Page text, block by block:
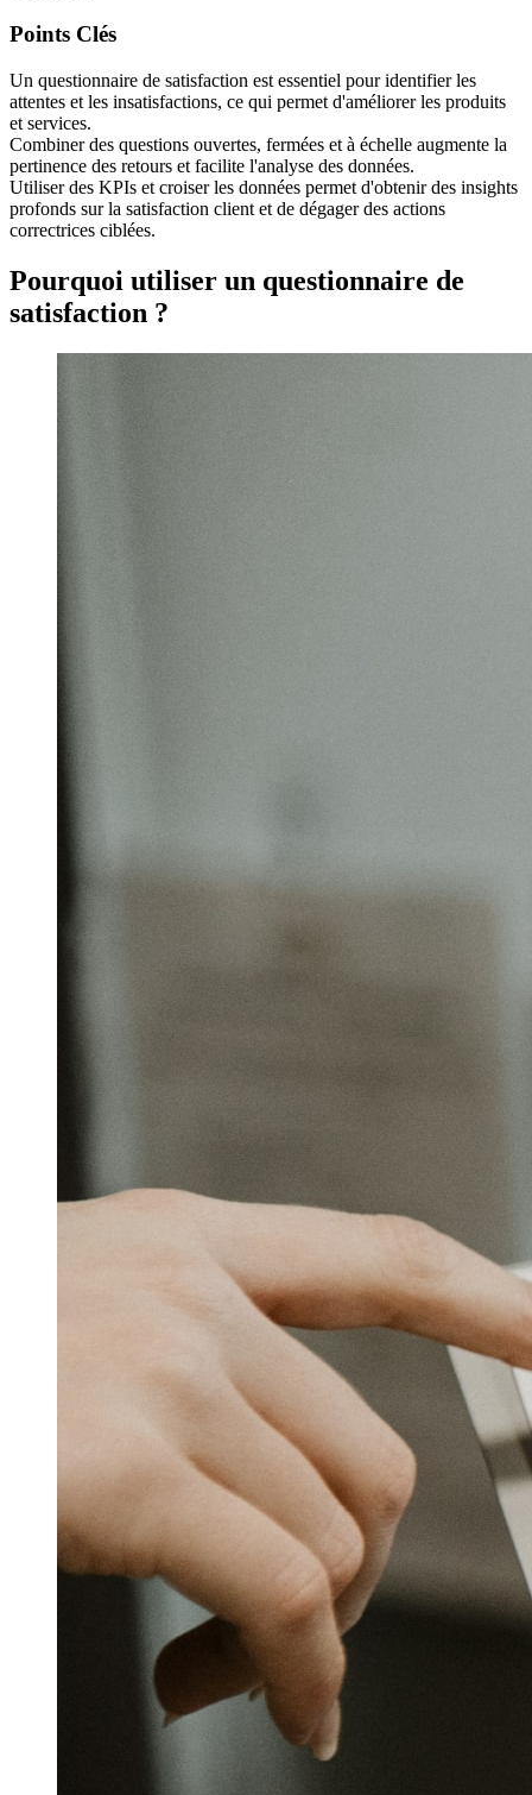
Points Clés
Un questionnaire de satisfaction est essentiel pour identifier les
attentes et les insatisfactions, ce qui permet d'améliorer les produits
et services.
Combiner des questions ouvertes, fermées et à échelle augmente la
pertinence des retours et facilite l'analyse des données.
Utiliser des KPIs et croiser les données permet d'obtenir des insights
profonds sur la satisfaction client et de dégager des actions
correctrices ciblées.
Pourquoi utiliser un questionnaire de
satisfaction ?